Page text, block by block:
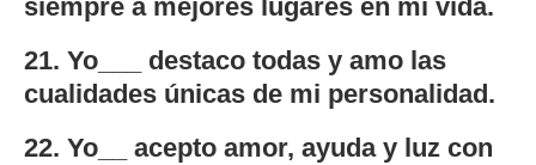
siempre a mejores lugares en mi vida.
21. Yo___ destaco todas y amo las
cualidades únicas de mi personalidad.
22. Yo__ acepto amor, ayuda y luz con